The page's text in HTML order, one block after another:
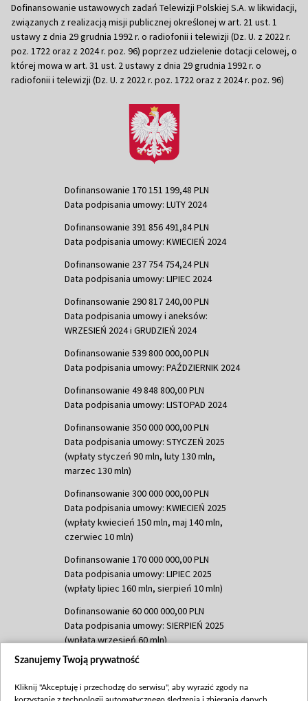
Dofinansowanie ustawowych zadań Telewizji Polskiej S.A. w likwidacji,
związanych z realizacją misji publicznej określonej w art. 21 ust. 1
ustawy z dnia 29 grudnia 1992 r. o radiofonii i telewizji (Dz. U. z 2022 r.
poz. 1722 oraz z 2024 r. poz. 96) poprzez udzielenie dotacji celowej, o
której mowa w art. 31 ust. 2 ustawy z dnia 29 grudnia 1992 r. o
radiofonii i telewizji (Dz. U. z 2022 r. poz. 1722 oraz z 2024 r. poz. 96)
Dofinansowanie 170 151 199,48 PLN
Data podpisania umowy: LUTY 2024
Dofinansowanie 391 856 491,84 PLN
Data podpisania umowy: KWIECIEŃ 2024
Dofinansowanie 237 754 754,24 PLN
Data podpisania umowy: LIPIEC 2024
Dofinansowanie 290 817 240,00 PLN
Data podpisania umowy i aneksów:
WRZESIEŃ 2024 i GRUDZIEŃ 2024
Dofinansowanie 539 800 000,00 PLN
Data podpisania umowy: PAŹDZIERNIK 2024
Dofinansowanie 49 848 800,00 PLN
Data podpisania umowy: LISTOPAD 2024
Dofinansowanie 350 000 000,00 PLN
Data podpisania umowy: STYCZEŃ 2025
(wpłaty styczeń 90 mln, luty 130 mln,
marzec 130 mln)
Dofinansowanie 300 000 000,00 PLN
Data podpisania umowy: KWIECIEŃ 2025
(wpłaty kwiecień 150 mln, maj 140 mln,
czerwiec 10 mln)
Dofinansowanie 170 000 000,00 PLN
Data podpisania umowy: LIPIEC 2025
(wpłaty lipiec 160 mln, sierpień 10 mln)
Dofinansowanie 60 000 000,00 PLN
Data podpisania umowy: SIERPIEŃ 2025
(wpłata wrzesień 60 mln)
Dofinansowanie 635 783 051,21 PLN
(wpłata wrzesień 100 mln, październik 350
Szanujemy Twoją prywatność
Kliknij "Akceptuję i przechodzę do serwisu", aby wyrazić zgody na